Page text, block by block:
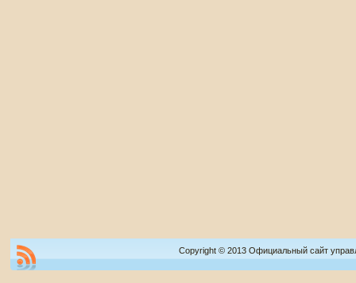
Copyright © 2013 Официальный сайт